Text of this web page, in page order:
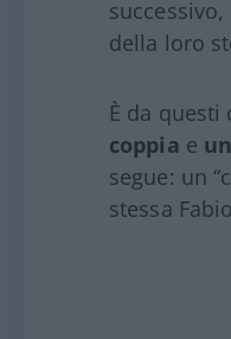
della loro
È da
coppia e
segue: un
stessa